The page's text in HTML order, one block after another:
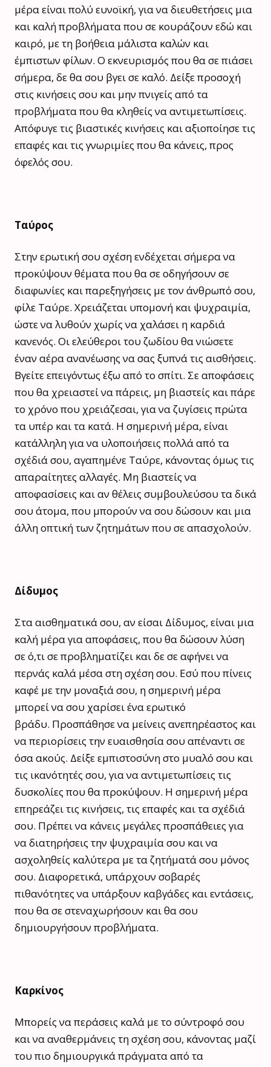
μέρα είναι πολύ ευνοϊκή, για να διευθετήσεις μια
και καλή προβλήματα που σε κουράζουν εδώ και
καιρό, με τη βοήθεια μάλιστα καλών και
έμπιστων φίλων. Ο εκνευρισμός που θα σε πιάσει
σήμερα, δε θα σου βγει σε καλό. Δείξε προσοχή
στις κινήσεις σου και μην πνιγείς από τα
προβλήματα που θα κληθείς να αντιμετωπίσεις.
Απόφυγε τις βιαστικές κινήσεις και αξιοποίησε τις
επαφές και τις γνωριμίες που θα κάνεις, προς
όφελός σου.
Ταύρος
Στην ερωτική σου σχέση ενδέχεται σήμερα να
προκύψουν θέματα που θα σε οδηγήσουν σε
διαφωνίες και παρεξηγήσεις με τον άνθρωπό σου,
φίλε Ταύρε. Χρειάζεται υπομονή και ψυχραιμία,
ώστε να λυθούν χωρίς να χαλάσει η καρδιά
κανενός. Οι ελεύθεροι του ζωδίου θα νιώσετε
έναν αέρα ανανέωσης να σας ξυπνά τις αισθήσεις.
Βγείτε επειγόντως έξω από το σπίτι. Σε αποφάσεις
που θα χρειαστεί να πάρεις, μη βιαστείς και πάρε
το χρόνο που χρειάζεσαι, για να ζυγίσεις πρώτα
τα υπέρ και τα κατά. Η σημερινή μέρα, είναι
κατάλληλη για να υλοποιήσεις πολλά από τα
σχέδιά σου, αγαπημένε Ταύρε, κάνοντας όμως τις
απαραίτητες αλλαγές. Μη βιαστείς να
αποφασίσεις και αν θέλεις συμβουλεύσου τα δικά
σου άτομα, που μπορούν να σου δώσουν και μια
άλλη οπτική των ζητημάτων που σε απασχολούν.
Δίδυμος
Στα αισθηματικά σου, αν είσαι Δίδυμος, είναι μια
καλή μέρα για αποφάσεις, που θα δώσουν λύση
σε ό,τι σε προβληματίζει και δε σε αφήνει να
περνάς καλά μέσα στη σχέση σου. Εσύ που πίνεις
καφέ με την μοναξιά σου, η σημερινή μέρα
μπορεί να σου χαρίσει ένα ερωτικό
βράδυ. Προσπάθησε να μείνεις ανεπηρέαστος και
να περιορίσεις την ευαισθησία σου απέναντι σε
όσα ακούς. Δείξε εμπιστοσύνη στο μυαλό σου και
τις ικανότητές σου, για να αντιμετωπίσεις τις
δυσκολίες που θα προκύψουν. Η σημερινή μέρα
επηρεάζει τις κινήσεις, τις επαφές και τα σχέδιά
σου. Πρέπει να κάνεις μεγάλες προσπάθειες για
να διατηρήσεις την ψυχραιμία σου και να
ασχοληθείς καλύτερα με τα ζητήματά σου μόνος
σου. Διαφορετικά, υπάρχουν σοβαρές
πιθανότητες να υπάρξουν καβγάδες και εντάσεις,
που θα σε στεναχωρήσουν και θα σου
δημιουργήσουν προβλήματα.
Καρκίνος
Μπορείς να περάσεις καλά με το σύντροφό σου
και να αναθερμάνεις τη σχέση σου, κάνοντας μαζί
του πιο δημιουργικά πράγματα από τα